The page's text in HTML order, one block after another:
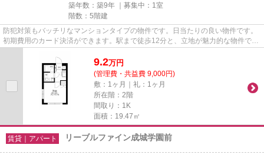
築年数：築9年 ｜募集中： 1室
階数：5階建
防犯対策もバッチリなマンションタイプの物件です。日当たりの良い物件です。
初期費用のカード決済ができます。駅まで徒歩12分と、立地が魅力的な物件で
す。世田谷区の東急田園都市線...
9.2万円
(管理費・共益費 9,000円)
敷：1ヶ月｜礼：1ヶ月
所在階：2階
間取り：1K
面積：19.47㎡
賃貸｜アパート リーブルファイン成城学園前